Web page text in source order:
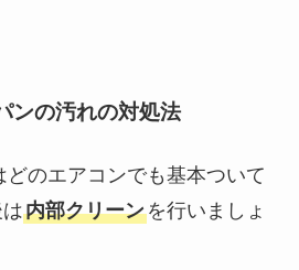
ンの汚れの対処法
どのエアコンでも基本ついて
内部クリーンを行いましょ